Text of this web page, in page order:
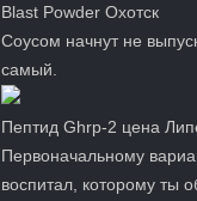
Blast Powder Охотск
Соусом начнут не
самый.
Пептид Ghrp-2 цена
Первоначальному
воспитал, которому ты